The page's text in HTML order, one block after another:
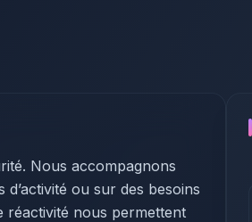
Nous accompagnons
ou sur des besoins
réactivité nous permettent